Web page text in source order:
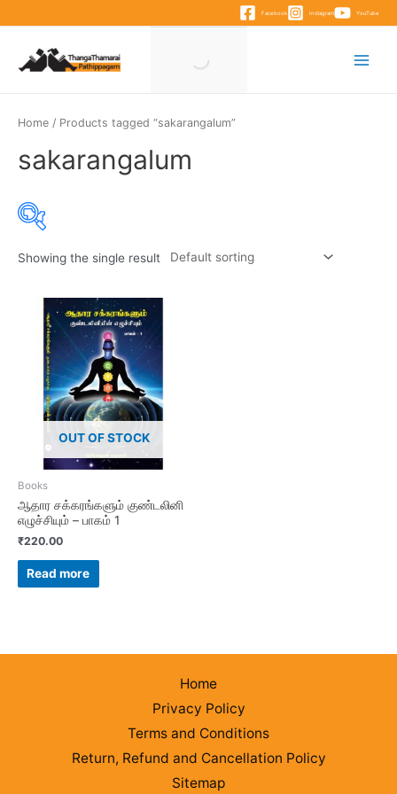
content
Facebook Instagram YouTube
Home / Products tagged “sakarangalum”
sakarangalum
Product categories
Showing the single result
OUT OF STOCK
Books
ஆதார சக்கரங்களும் குண்டலினி
எழுச்சியும் – பாகம் 1
₹220.00
Read more
Home
Privacy Policy
Terms and Conditions
Return, Refund and Cancellation Policy
Sitemap